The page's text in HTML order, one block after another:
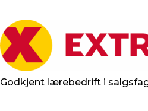
Godkjent lærebedrift i